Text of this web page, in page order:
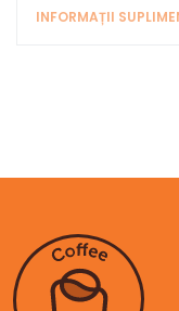
INFORMAȚII